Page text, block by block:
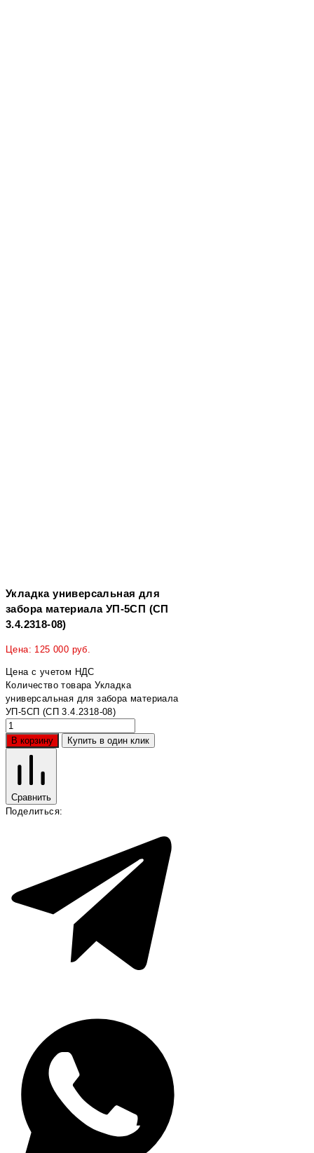
Укладка универсальная для
забора материала УП-5СП (СП
3.4.2318-08)
Цена: 125 000 руб.
Цена с учетом НДС
Количество товара Укладка
универсальная для забора материала
УП-5СП (СП 3.4.2318-08)
В корзину Купить в один клик
Сравнить
Поделиться: